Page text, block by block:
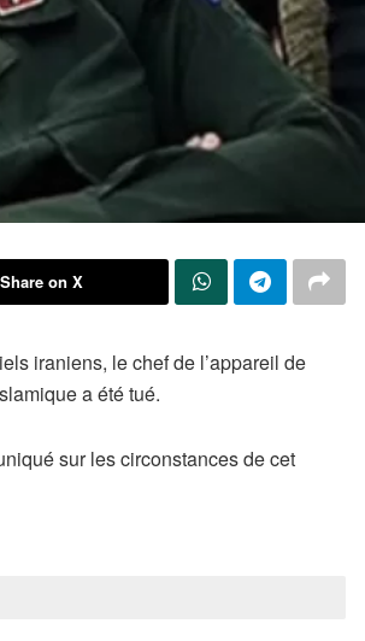
Share on X
iraniens, le chef de l’appareil de
a été tué.
sur les circonstances de cet